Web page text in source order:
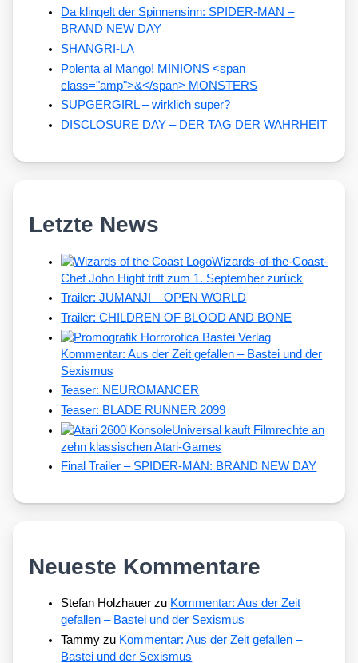
Da klingelt der Spinnensinn: SPIDER-MAN –
BRAND NEW DAY
SHANGRI-LA
Polenta al Mango! MINIONS <span
class="amp">&</span> MONSTERS
SUPGERGIRL – wirklich super?
DISCLOSURE DAY – DER TAG DER WAHRHEIT
Letzte News
Wizards-of-the-Coast-
Chef John Hight tritt zum 1. September zurück
Trailer: JUMANJI – OPEN WORLD
Trailer: CHILDREN OF BLOOD AND BONE
Kommentar: Aus der Zeit gefallen – Bastei und der
Sexismus
Teaser: NEUROMANCER
Teaser: BLADE RUNNER 2099
Universal kauft Filmrechte an
zehn klassischen Atari-Games
Final Trailer – SPIDER-MAN: BRAND NEW DAY
Neueste Kommentare
Stefan Holzhauer zu Kommentar: Aus der Zeit
gefallen – Bastei und der Sexismus
Tammy zu Kommentar: Aus der Zeit gefallen –
Bastei und der Sexismus